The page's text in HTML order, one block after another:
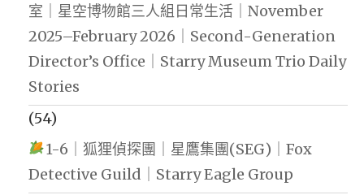
室｜星空博物館三人組日常生活｜November
2025–February 2026｜Second-Generation
Director’s Office｜Starry Museum Trio Daily
Stories
(54)
1-6｜狐狸偵探團｜星鷹集團(SEG)｜Fox
Detective Guild｜Starry Eagle Group